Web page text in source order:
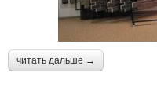
читать дальше →